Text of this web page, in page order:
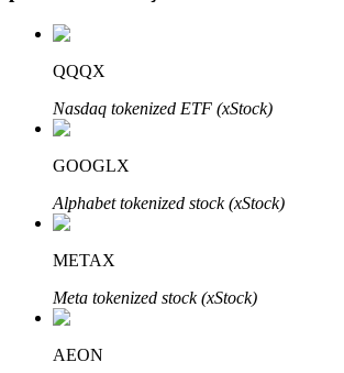
Otomatik Yatırım
Uzun vadeli kâr ve esnek çıkarlar elde edin
Stake Etmeyi Öğrenin
QQQX
Nasdaq tokenized ETF (xStock)
GOOGLX
Alphabet tokenized stock (xStock)
METAX
Meta tokenized stock (xStock)
AEON